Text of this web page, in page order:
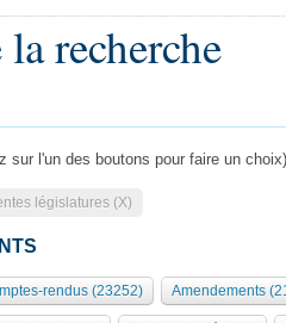
organes
Bourbon
recherche
sur l'un des boutons pour faire un choix)
législatures (X)
rendus (23252) Amendements